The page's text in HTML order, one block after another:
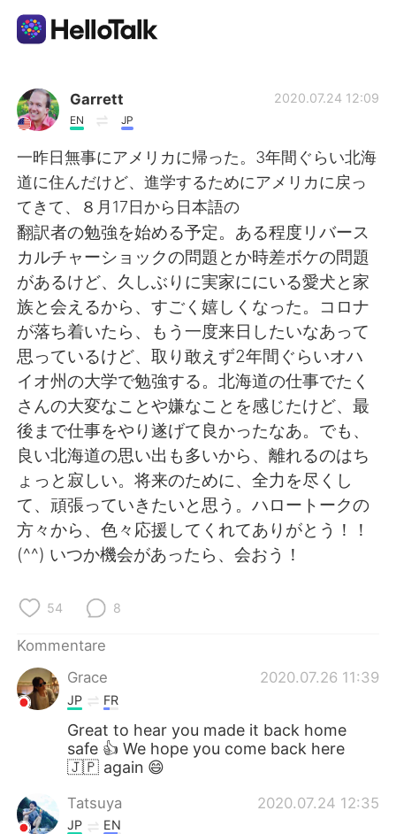
Sprachaustausch-App
AI Grammar Checker
Deutsch
English 简体中文
繁體中文 Español
العربية Français
日本語 한국어
Русский ไทย
Indonesia Italiano
Türkçe Tiếng Việt
Garrett
EN JP
2020.07.24 12:09
一昨日無事にアメリカに帰った。3年間ぐらい北海
道に住んだけど、進学するためにアメリカに戻っ
てきて、８月17日から日本語の
翻訳者の勉強を始める予定。ある程度リバース
カルチャーショックの問題とか時差ボケの問題
があるけど、久しぶりに実家ににいる愛犬と家
族と会えるから、すごく嬉しくなった。コロナ
が落ち着いたら、もう一度来日したいなあって
思っているけど、取り敢えず2年間ぐらいオハ
イオ州の大学で勉強する。北海道の仕事でたく
さんの大変なことや嫌なことを感じたけど、最
後まで仕事をやり遂げて良かったなあ。でも、
良い北海道の思い出も多いから、離れるのはち
ょっと寂しい。将来のために、全力を尽くし
て、頑張っていきたいと思う。ハロートークの
方々から、色々応援してくれてありがとう！！
(^^) いつか機会があったら、会おう！
54 8
Kommentare
Grace
2020.07.26 11:39
JP FR
Great to hear you made it back home
safe 👍 We hope you come back here
🇯🇵 again 😄
Tatsuya 2020.07.24 12:35
JP EN